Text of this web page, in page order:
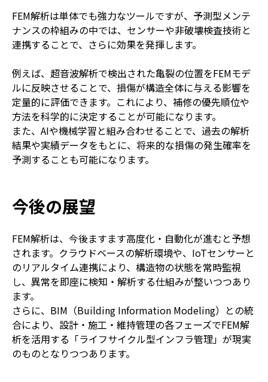
FEM解析は単体でも強力なツールですが、予測型メンテ
ナンスの枠組みの中では、センサーや非破壊検査技術と
連携することで、さらに効果を発揮します。
例えば、超音波解析で検出された亀裂の位置をFEMモデ
ルに反映させることで、損傷が構造全体に与える影響を
定量的に評価できます。これにより、補修の優先順位や
方法を科学的に決定することが可能になります。
また、AIや機械学習と組み合わせることで、過去の解析
結果や実績データをもとに、将来的な損傷の発生確率を
予測することも可能になります。
今後の展望
FEM解析は、今後ますます高度化・自動化が進むと予想
されます。クラウドベースの解析環境や、IoTセンサーと
のリアルタイム連携により、構造物の状態を常時監視
し、異常を即座に検知・解析する仕組みが整いつつあり
ます。
さらに、BIM（Building Information Modeling）との統
合により、設計・施工・維持管理の各フェーズでFEM解
析を活用する「ライフサイクル型インフラ管理」が現実
のものとなりつつあります。